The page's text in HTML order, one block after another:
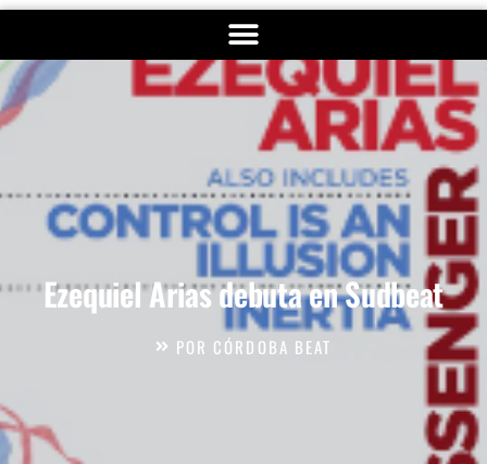
Ezequiel Arias debuta en Sudbeat
POR CÓRDOBA BEAT